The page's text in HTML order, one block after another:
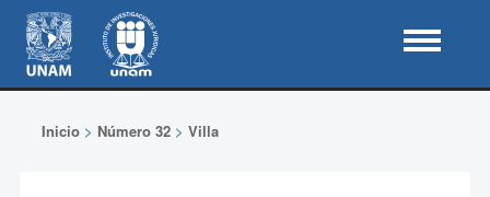
Inicio> Número 32> Villa